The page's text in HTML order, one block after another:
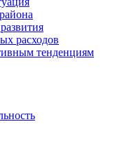
расходов
тенденциям